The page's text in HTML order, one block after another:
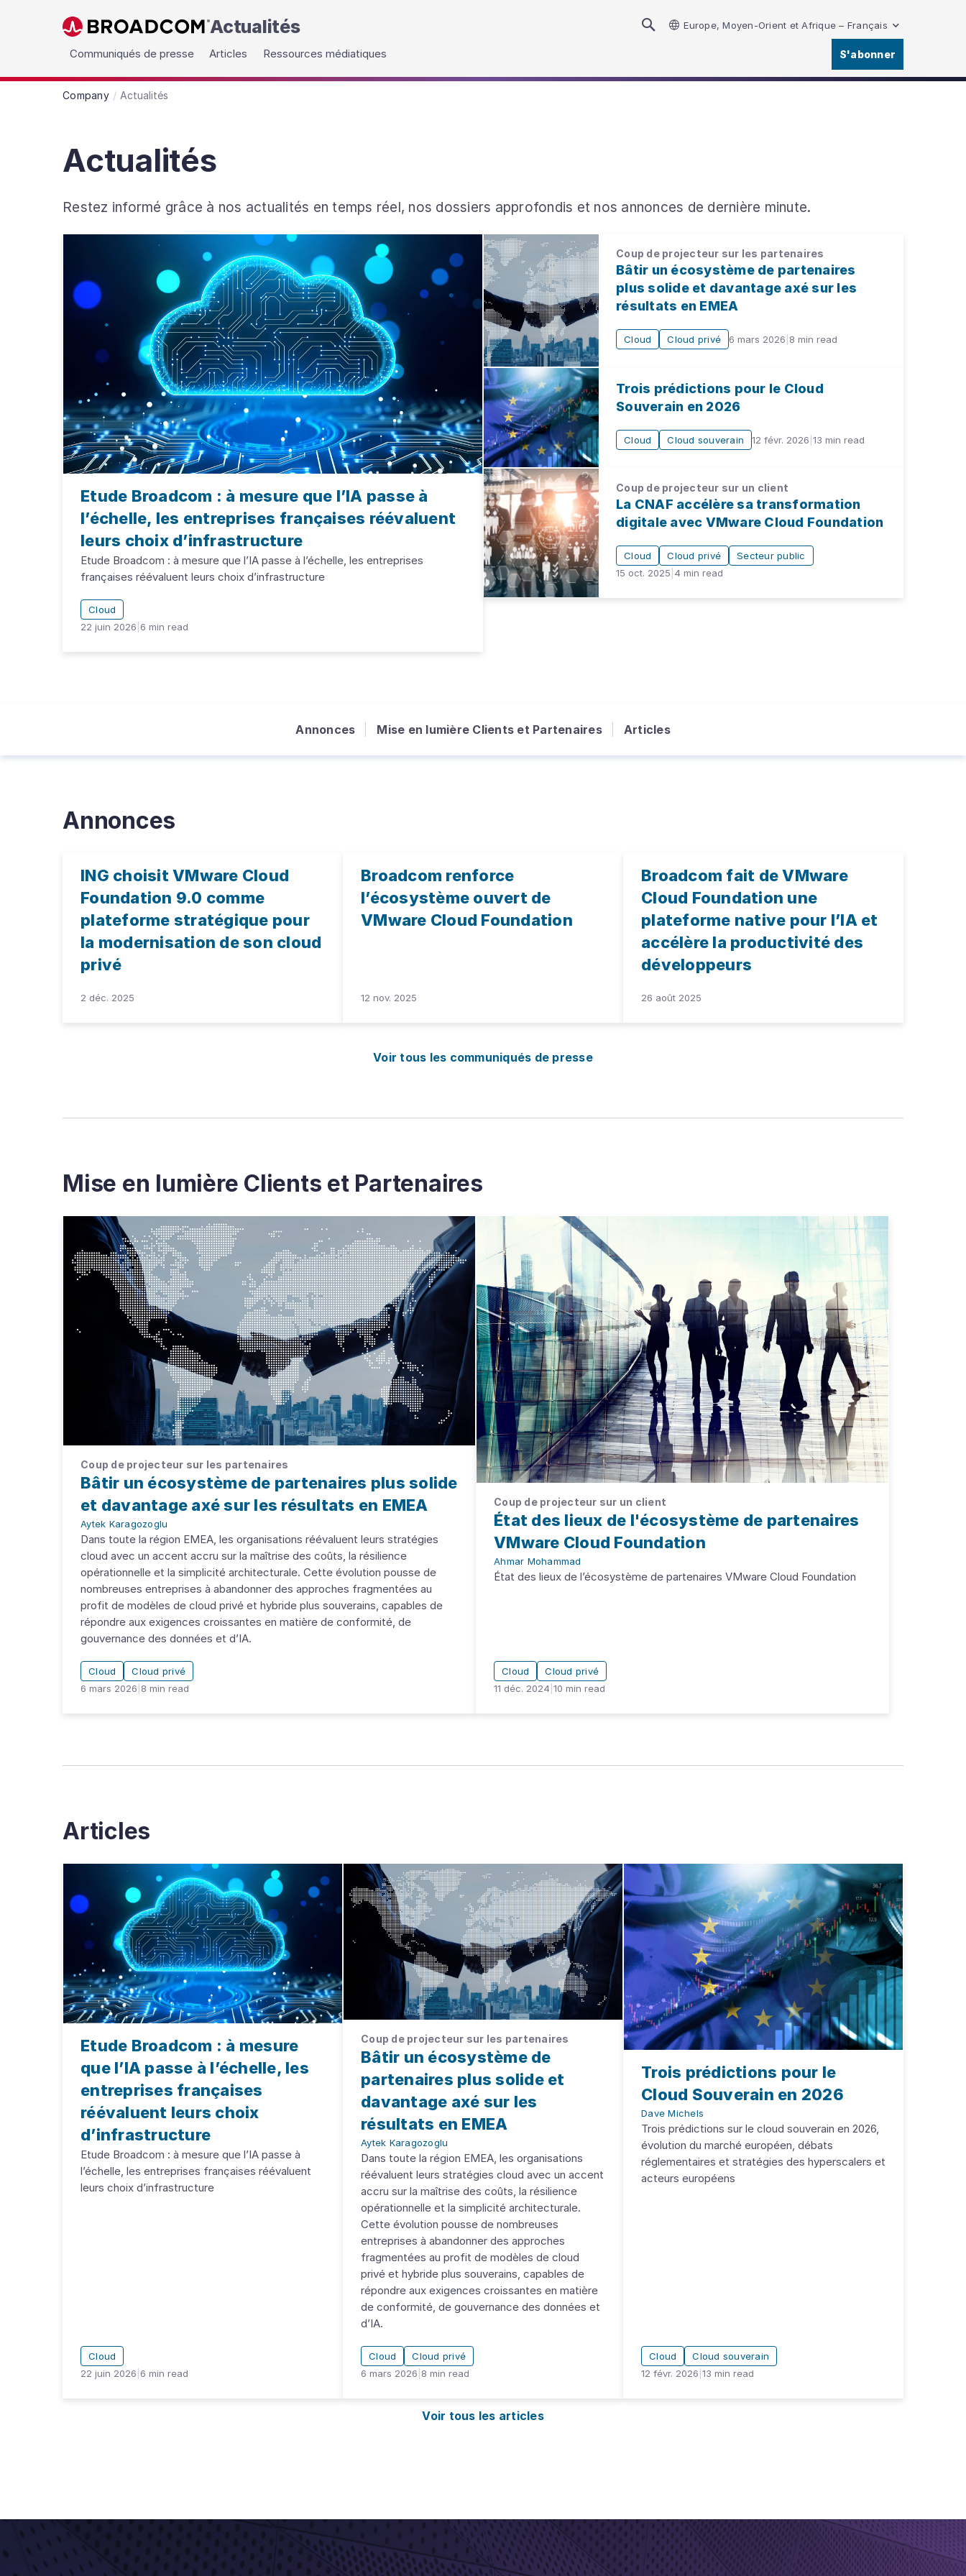
Skip to main content Actualités Europe, Moyen-Orient et Afrique – Français
Communiqués de presse Articles Ressources médiatiques S'abonner
Company Actualités
Actualités
Restez informé grâce à nos actualités en temps réel, nos dossiers approfondis et nos annonces de dernière minute.
Etude Broadcom : à mesure que l’IA passe à
l’échelle, les entreprises françaises réévaluent
leurs choix d’infrastructure
Etude Broadcom : à mesure que l’IA passe à l’échelle, les entreprises
françaises réévaluent leurs choix d’infrastructure
Cloud
22 juin 2026 6 min read
Coup de projecteur sur les partenaires
Bâtir un écosystème de partenaires
plus solide et davantage axé sur les
résultats en EMEA
Cloud Cloud privé 6 mars 2026 8 min read
Trois prédictions pour le Cloud
Souverain en 2026
Cloud Cloud souverain 12 févr. 2026 13 min read
Coup de projecteur sur un client
La CNAF accélère sa transformation
digitale avec VMware Cloud Foundation
Cloud Cloud privé
Secteur public
15 oct. 2025 4 min read
Annonces Mise en lumière Clients et Partenaires Articles
Annonces
ING choisit VMware Cloud
Foundation 9.0 comme
plateforme stratégique pour
la modernisation de son cloud
privé
2 déc. 2025
Broadcom renforce
l’écosystème ouvert de
VMware Cloud Foundation
12 nov. 2025
Broadcom fait de VMware
Cloud Foundation une
plateforme native pour l’IA et
accélère la productivité des
développeurs
26 août 2025
Voir tous les communiqués de presse
Mise en lumière Clients et Partenaires
Coup de projecteur sur les partenaires
Bâtir un écosystème de partenaires plus solide
et davantage axé sur les résultats en EMEA
Aytek Karagozoglu
Dans toute la région EMEA, les organisations réévaluent leurs stratégies
cloud avec un accent accru sur la maîtrise des coûts, la résilience
opérationnelle et la simplicité architecturale. Cette évolution pousse de
nombreuses entreprises à abandonner des approches fragmentées au
profit de modèles de cloud privé et hybride plus souverains, capables de
répondre aux exigences croissantes en matière de conformité, de
gouvernance des données et d’IA.
Cloud
Cloud privé
6 mars 2026 8 min read
Coup de projecteur sur un client
État des lieux de l'écosystème de partenaires
VMware Cloud Foundation
Ahmar Mohammad
État des lieux de l’écosystème de partenaires VMware Cloud Foundation
Cloud
Cloud privé
11 déc. 2024 10 min read
Articles
Etude Broadcom : à mesure
que l’IA passe à l’échelle, les
entreprises françaises
réévaluent leurs choix
d’infrastructure
Etude Broadcom : à mesure que l’IA passe à
l’échelle, les entreprises françaises réévaluent
leurs choix d’infrastructure
Cloud
22 juin 2026 6 min read
Coup de projecteur sur les partenaires
Bâtir un écosystème de
partenaires plus solide et
davantage axé sur les
résultats en EMEA
Aytek Karagozoglu
Dans toute la région EMEA, les organisations
réévaluent leurs stratégies cloud avec un accent
accru sur la maîtrise des coûts, la résilience
opérationnelle et la simplicité architecturale.
Cette évolution pousse de nombreuses
entreprises à abandonner des approches
fragmentées au profit de modèles de cloud
privé et hybride plus souverains, capables de
répondre aux exigences croissantes en matière
de conformité, de gouvernance des données et
d’IA.
Cloud
Cloud privé
6 mars 2026 8 min read
Trois prédictions pour le
Cloud Souverain en 2026
Dave Michels
Trois prédictions sur le cloud souverain en 2026,
évolution du marché européen, débats
réglementaires et stratégies des hyperscalers et
acteurs européens
Cloud
Cloud souverain
12 févr. 2026 13 min read
Voir tous les articles